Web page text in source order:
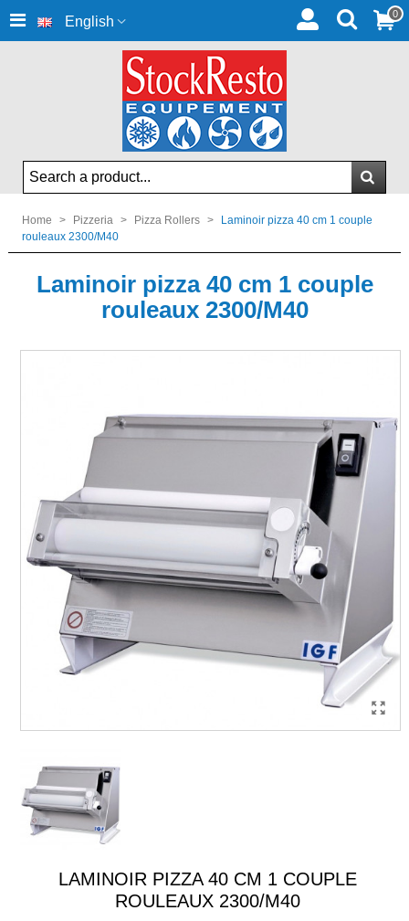
English 0
Home > Pizzeria > Pizza Rollers >
Laminoir pizza 40 cm 1 couple
rouleaux 2300/M40
Laminoir pizza 40 cm 1 couple
rouleaux 2300/M40
LAMINOIR PIZZA 40 CM 1 COUPLE
ROULEAUX 2300/M40